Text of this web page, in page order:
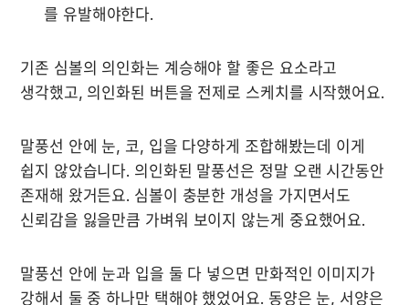
를 유발해야한다.
기존 심볼의 의인화는 계승해야 할 좋은 요소라고
생각했고, 의인화된 버튼을 전제로 스케치를 시작했어요.
말풍선 안에 눈, 코, 입을 다양하게 조합해봤는데 이게
쉽지 않았습니다. 의인화된 말풍선은 정말 오랜 시간동안
존재해 왔거든요. 심볼이 충분한 개성을 가지면서도
신뢰감을 잃을만큼 가벼워 보이지 않는게 중요했어요.
말풍선 안에 눈과 입을 둘 다 넣으면 만화적인 이미지가
강해서 둘 중 하나만 택해야 했었어요. 동양은 눈, 서양은